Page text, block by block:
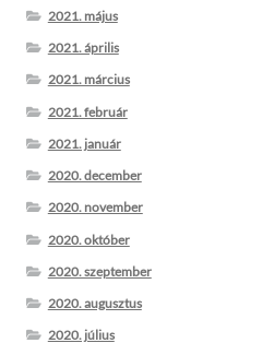
2021. május
2021. április
2021. március
2021. február
2021. január
2020. december
2020. november
2020. október
2020. szeptember
2020. augusztus
2020. július